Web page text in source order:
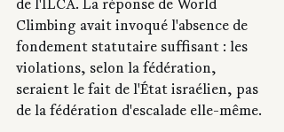
de l'ILCA. La réponse de World
Climbing avait invoqué l'absence de
fondement statutaire suffisant : les
violations, selon la fédération,
seraient le fait de l'État israélien, pas
de la fédération d'escalade elle-même.